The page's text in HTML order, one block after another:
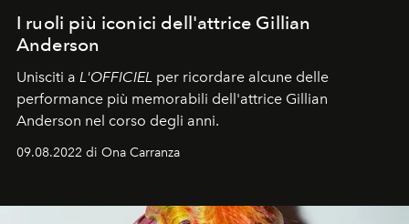
I ruoli più iconici dell'attrice Gillian
Anderson
Unisciti a L'OFFICIEL per ricordare alcune delle
performance più memorabili dell'attrice Gillian
Anderson nel corso degli anni.
09.08.2022 di Ona Carranza